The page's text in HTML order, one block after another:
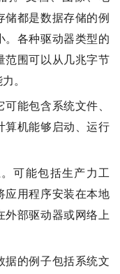
储都是数据存储的例
。各种驱动器类型的
范围可以从几兆字节
。
能包含系统文件、
算机能够启动、运行
可能包括生产力工
应用程序安装在本地
部驱动器或网络上
据的例子包括系统文